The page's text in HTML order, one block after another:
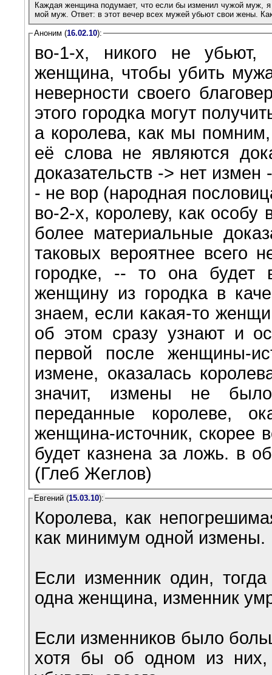
Каждая женщина подумает, что если бы изменил чужой муж,
мой муж. Ответ: в этот вечер всех мужей убьют свои жены.
Аноним (16.02.10):
во-1-х, никого не убьют,
женщина, чтобы убить
неверности своего
этого городка могут
а королева, как мы помним,
её слова не являются
доказательств -> нет
- не вор (народная
во-2-х, королеву, как особу
более материальные
таковых вероятнее всего
городке, -- то она будет
женщину из городка в
знаем, если какая-то
об этом сразу узнают и
первой после женщины-
измене, оказалась
значит, измены не
переданные королеве,
женщина-источник, скорее
будет казнена за ложь. в
(Глеб Жеглов)
Евгений (15.03.10):
Королева, как
как минимум одной измены.
Если изменник один,
одна женщина, изменник
Если изменников было
хотя бы об одном из них,